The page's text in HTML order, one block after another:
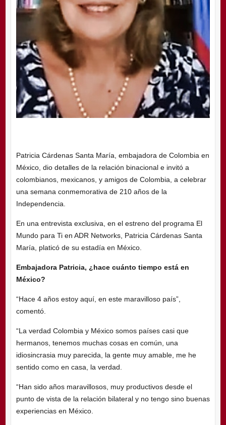
Patricia Cárdenas Santa María, embajadora de Colombia en
México, dio detalles de la relación binacional e invitó a
colombianos, mexicanos, y amigos de Colombia, a celebrar
una semana conmemorativa de 210 años de la
Independencia.
En una entrevista exclusiva, en el estreno del programa El
Mundo para Ti en ADR Networks, Patricia Cárdenas Santa
María, platicó de su estadía en México.
Embajadora Patricia, ¿hace cuánto tiempo está en
México?
“Hace 4 años estoy aquí, en este maravilloso país”,
comentó.
“La verdad Colombia y México somos países casi que
hermanos, tenemos muchas cosas en común, una
idiosincrasia muy parecida, la gente muy amable, me he
sentido como en casa, la verdad.
“Han sido años maravillosos, muy productivos desde el
punto de vista de la relación bilateral y no tengo sino buenas
experiencias en México.